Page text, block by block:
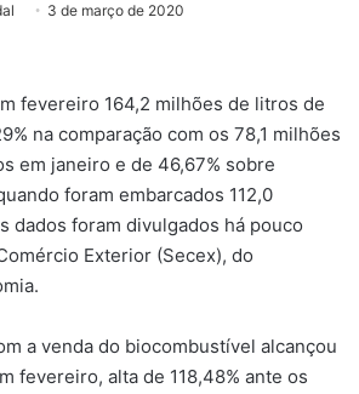
3 de março de 2020
fevereiro 164,2 milhões de litros de
na comparação com os 78,1 milhões
em janeiro e de 46,67% sobre
foram embarcados 112,0
dados foram divulgados há pouco
Exterior (Secex), do
a venda do biocombustível alcançou
fevereiro, alta de 118,48% ante os